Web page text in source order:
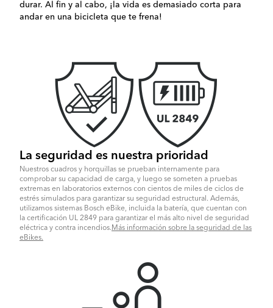
durar. Al fin y al cabo, ¡la vida es demasiado corta para
andar en una bicicleta que te frena!
La seguridad es nuestra prioridad
Nuestros cuadros y horquillas se prueban internamente para
comprobar su capacidad de carga, y luego se someten a pruebas
extremas en laboratorios externos con cientos de miles de ciclos de
estrés simulados para garantizar su seguridad estructural. Además,
utilizamos sistemas Bosch eBike, incluida la batería, que cuentan con
la certificación UL 2849 para garantizar el más alto nivel de seguridad
eléctrica y contra incendios. Más información sobre la seguridad de las
eBikes.